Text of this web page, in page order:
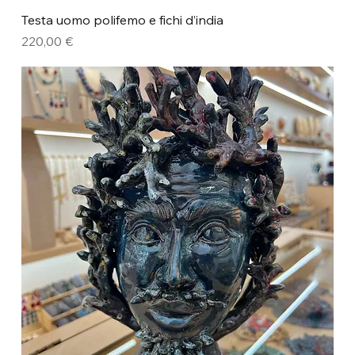
Testa uomo polifemo e fichi d’india
Prezzo
220,00 €